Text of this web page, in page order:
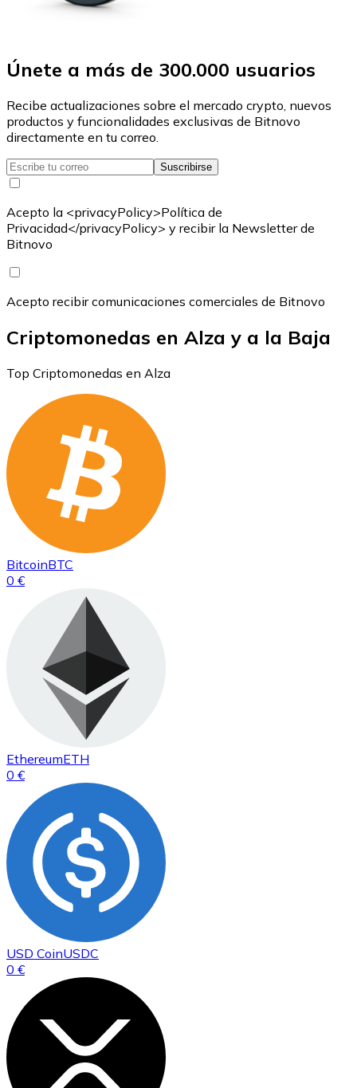
Únete a más de 300.000 usuarios
Recibe actualizaciones sobre el mercado crypto, nuevos
productos y funcionalidades exclusivas de Bitnovo
directamente en tu correo.
Suscribirse
Acepto la <privacyPolicy>Política de
Privacidad</privacyPolicy> y recibir la Newsletter de
Bitnovo
Acepto recibir comunicaciones comerciales de Bitnovo
Criptomonedas en Alza y a la Baja
Top Criptomonedas en Alza
BitcoinBTC
0 €
EthereumETH
0 €
USD CoinUSDC
0 €